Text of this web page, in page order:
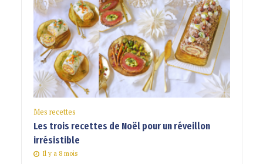
Mes recettes
Les trois recettes de Noël pour un réveillon
irrésistible
Il y a 8 mois